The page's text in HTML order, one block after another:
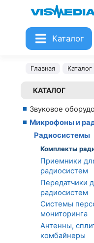
Каталог
Главная Каталог
КАТАЛОГ
Звуковое
Микрофоны и
Радиосистемы
Комплекты
Приемники
радиосистем
Передатчики
радиосистем
Системы
мониторинга
Антенны,
комбайнеры